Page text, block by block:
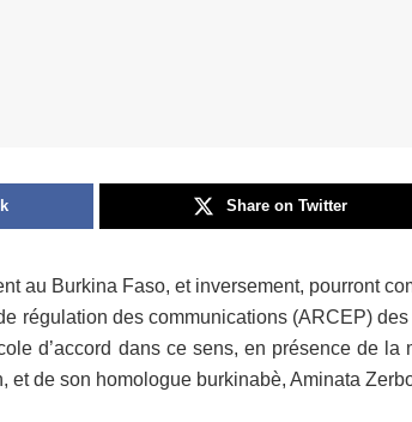
Share on Twitter
au Burkina Faso, et inversement, pourront
régulation des communications (ARCEP)
d’accord dans ce sens, en présence de la
et de son homologue burkinabè, Aminata